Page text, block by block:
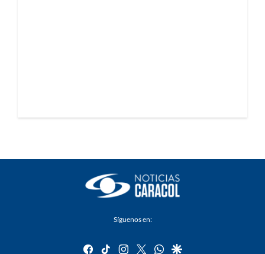
Síguenos en:
facebook
tiktok instagram
twitterwhatsapp
google